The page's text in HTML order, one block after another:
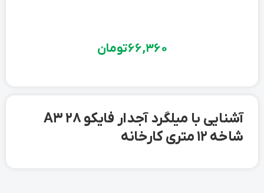
66,360تومان
آشنایی با میلگرد آجدار فایکو 28 A3
شاخه 12 متری کارخانه